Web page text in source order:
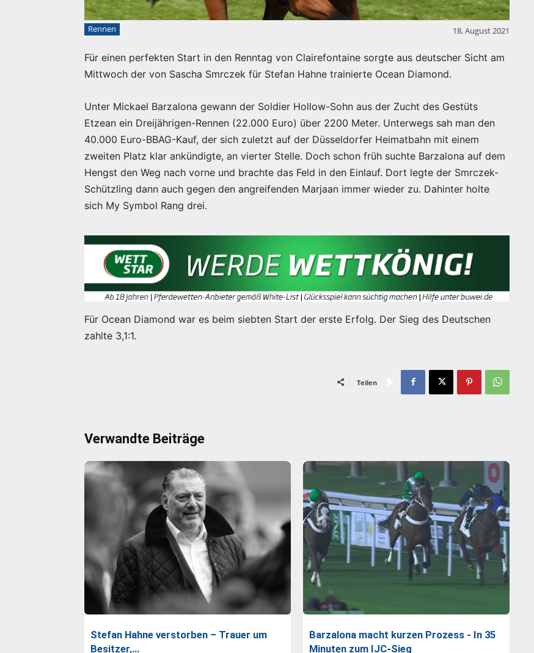
Rennen 18. August 2021
Für einen perfekten Start in den Renntag von Clairefontaine sorgte aus deutscher Sicht am
Mittwoch der von Sascha Smrczek für Stefan Hahne trainierte Ocean Diamond.
Unter Mickael Barzalona gewann der Soldier Hollow-Sohn aus der Zucht des Gestüts
Etzean ein Dreijährigen-Rennen (22.000 Euro) über 2200 Meter. Unterwegs sah man den
40.000 Euro-BBAG-Kauf, der sich zuletzt auf der Düsseldorfer Heimatbahn mit einem
zweiten Platz klar ankündigte, an vierter Stelle. Doch schon früh suchte Barzalona auf dem
Hengst den Weg nach vorne und brachte das Feld in den Einlauf. Dort legte der Smrczek-
Schützling dann auch gegen den angreifenden Marjaan immer wieder zu. Dahinter holte
sich My Symbol Rang drei.
Für Ocean Diamond war es beim siebten Start der erste Erfolg. Der Sieg des Deutschen
zahlte 3,1:1.
Teilen
Verwandte Beiträge
Stefan Hahne verstorben – Trauer um
Besitzer,…
Barzalona macht kurzen Prozess - In 35
Minuten zum IJC-Sieg